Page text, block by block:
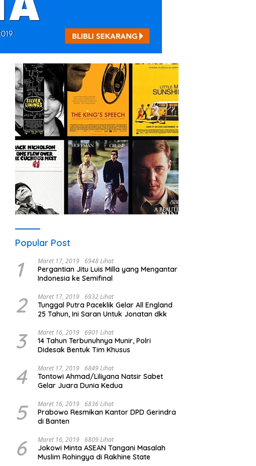
Popular Post
1 Maret 17, 2019 6948 Lihat
Pergantian Jitu Luis Milla yang Mengantar
Indonesia ke Semifinal
2 Maret 17, 2019 6932 Lihat
Tunggal Putra Paceklik Gelar All England
25 Tahun, Ini Saran Untuk Jonatan dkk
3 Maret 16, 2019 6901 Lihat
14 Tahun Terbunuhnya Munir, Polri
Didesak Bentuk Tim Khusus
4 Maret 17, 2019 6849 Lihat
Tontowi Ahmad/Liliyana Natsir Sabet
Gelar Juara Dunia Kedua
5 Maret 16, 2019 6836 Lihat
Prabowo Resmikan Kantor DPD Gerindra
di Banten
6 Maret 16, 2019 6809 Lihat
Jokowi Minta ASEAN Tangani Masalah
Muslim Rohingya di Rakhine State